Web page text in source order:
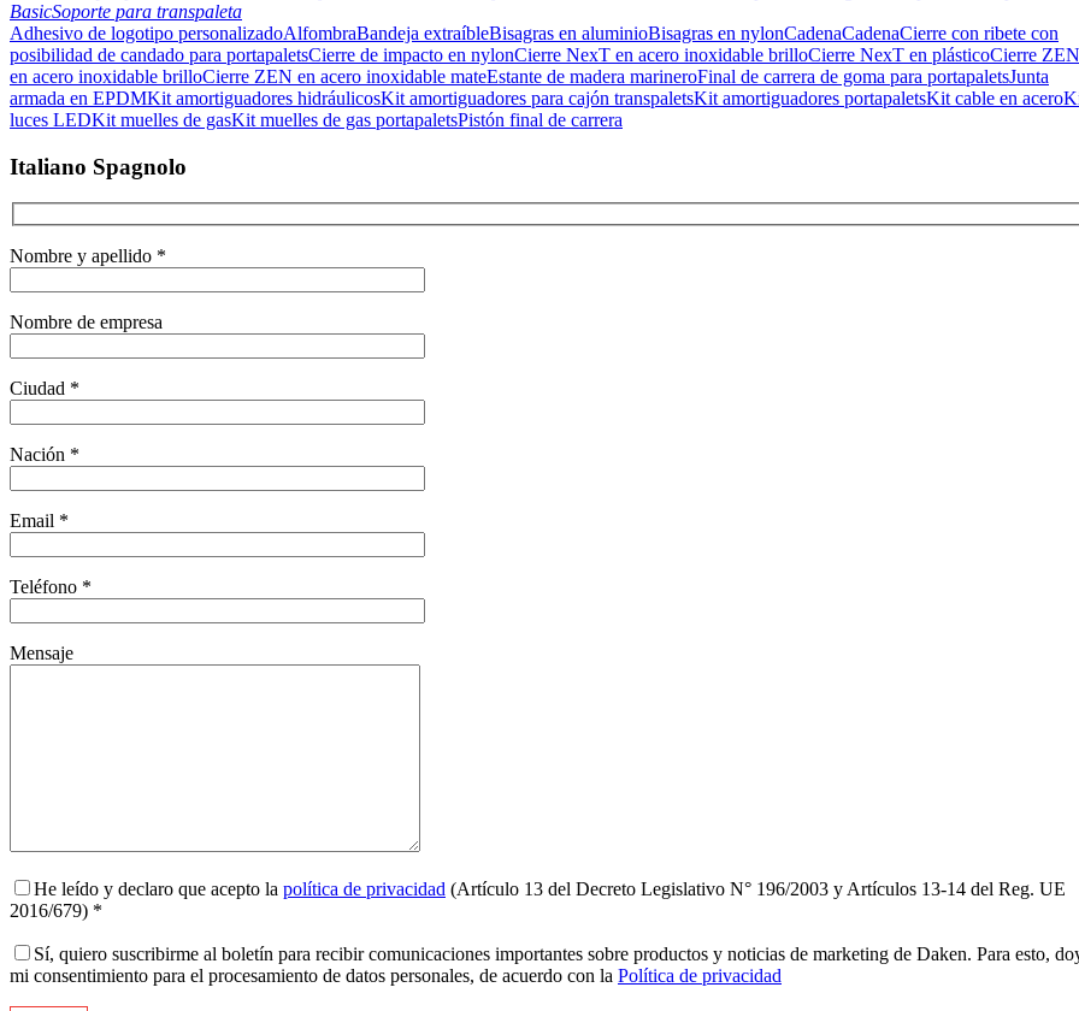
BasicSoporte para transpaleta
Adhesivo de logotipo personalizadoAlfombraBandeja extraíbleBisagras en aluminioBisagras en nylonCadenaCadenaCierre con ribete con
posibilidad de candado para portapaletsCierre de impacto en nylonCierre NexT en acero inoxidable brilloCierre NexT en plásticoCierre ZEN
en acero inoxidable brilloCierre ZEN en acero inoxidable mateEstante de madera marineroFinal de carrera de goma para portapaletsJunta
armada en EPDMKit amortiguadores hidráulicosKit amortiguadores para cajón transpaletsKit amortiguadores portapaletsKit cable en acero
luces LEDKit muelles de gasKit muelles de gas portapaletsPistón final de carrera
Italiano Spagnolo
Nombre y apellido *
Nombre de empresa
Ciudad *
Nación *
Email *
Teléfono *
Mensaje
He leído y declaro que acepto la política de privacidad (Artículo 13 del Decreto Legislativo N° 196/2003 y Artículos 13-14 del Reg. UE
2016/679) *
Sí, quiero suscribirme al boletín para recibir comunicaciones importantes sobre productos y noticias de marketing de Daken. Para esto,
mi consentimiento para el procesamiento de datos personales, de acuerdo con la Política de privacidad